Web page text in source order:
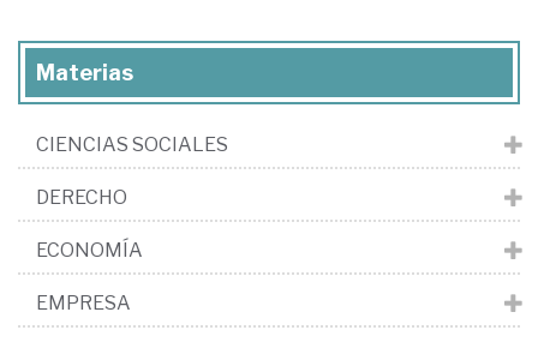
Materias
CIENCIAS SOCIALES
DERECHO
ECONOMÍA
EMPRESA